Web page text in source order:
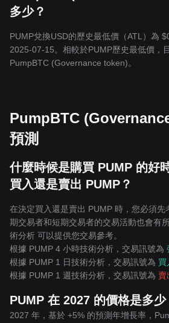
多少？
PUMP兌換USD的歷史最低價（ATL）為
2025-07-15。相較於PUMP歷史最低價，
PumpBTC (Governance token)。
PumpBTC
預測
什麼時候是購買 PUMP 的好
買入還是賣出 PUMP？
在決定買入還是賣出 PUMP 時，您必須
期交易者和短期交易者的交易活動也會有
術分析 可以提供您交易參考。
根據 PUMP 4 小時技術分析，交易訊號為
根據 PUMP 1 日技術分析，交易訊號為 買
根據 PUMP 1 週技術分析，交易訊號為 賣
PUMP 在 2027 的價格是多少
2027 年，基於 +5% 的預測年增長率，